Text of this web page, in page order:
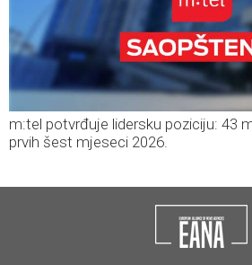
m:tel potvrđuje lidersku poziciju: 43
prvih šest mjeseci 2026.